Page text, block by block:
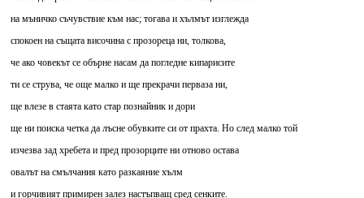
на мъничко съчувствие към нас; тогава и хълмът изглежда
спокоен на същата височина с прозореца ни, толкова,
че ако човекът се обърне насам да погледне кипарисите
ти се струва, че още малко и ще прекрачи перваза ни,
ще влезе в стаята като стар познайник и дори
ще ни поиска четка да лъсне обувките си от прахта. Но след малко той
изчезва зад хребета и пред прозорците ни отново остава
овалът на смълчания като разкаяние хълм
и горчивият примирен залез настъпващ сред сенките.